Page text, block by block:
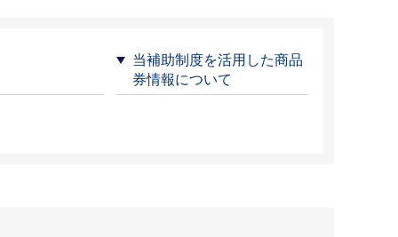
当補助制度を活用した商品
券情報について